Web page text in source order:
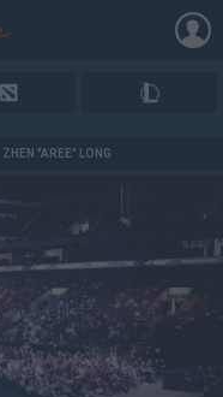
ZHEN "AREE" LONG